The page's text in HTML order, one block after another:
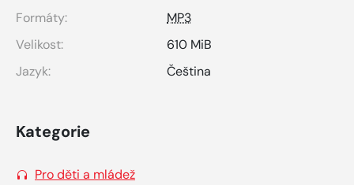
Formáty:
MP3
Velikost:
610 MiB
Jazyk:
Čeština
Kategorie
Pro děti a mládež